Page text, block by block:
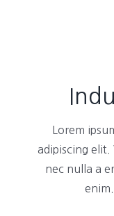
Lorem
adipiscing elit.
nec nulla a